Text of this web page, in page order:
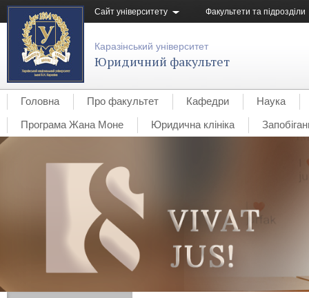
Сайт університету Факультети та підрозділи
Каразінський університет
Юридичний факультет
Головна Про факультет Кафедри
Наука
Програма Жана Моне
Юридична клініка